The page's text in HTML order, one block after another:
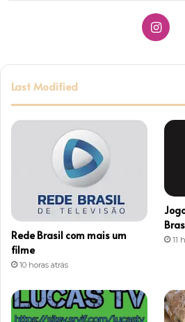
I
t
r
a
Last Modified
Rede Brasil com mais um
filme
10 horas atrás
11